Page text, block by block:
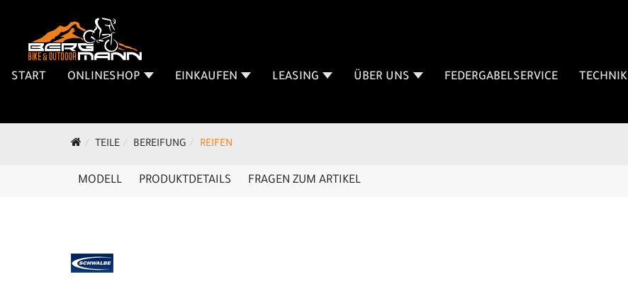
START ONLINESHOP EINKAUFEN LEASING ÜBER UNS FEDERGABELSERVICE TECHNIK
TEILE BEREIFUNG REIFEN
MODELL PRODUKTDETAILS FRAGEN ZUM ARTIKEL